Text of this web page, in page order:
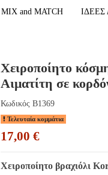
MIX and MATCH
Χειροποίητο
Αιματίτη σε
Κωδικός B1369
Τελευταία κομμάτια
17,00 €
Χειροποίητο βραχιόλι